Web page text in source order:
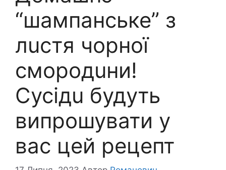
“шампанське” з
лuстя чорної
смородuни!
Сусідu будуть
випрошувати у
вас цей рецепт